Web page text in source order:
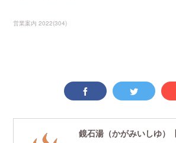
営業案内 2022(304)